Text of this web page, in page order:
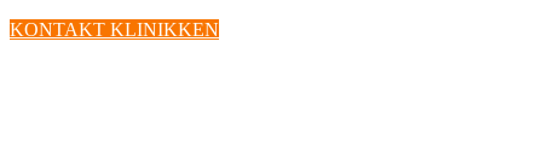
KONTAKT KLINIKKEN